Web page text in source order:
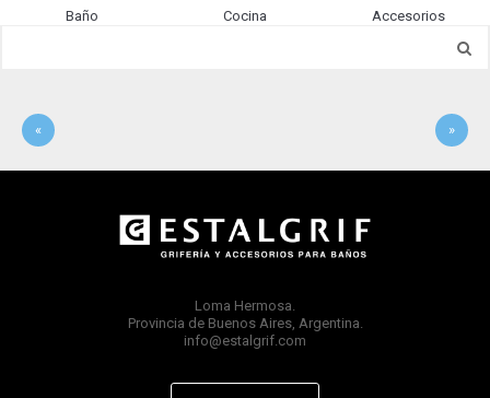
Baño Cocina Accesorios
« »
Loma Hermosa.
Provincia de Buenos Aires, Argentina.
info@estalgrif.com